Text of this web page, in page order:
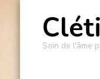
Soin de l'âme